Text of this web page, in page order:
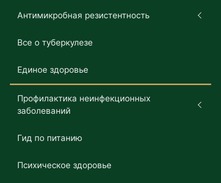
Антимикробная резистентность
Все о туберкулезе
Единое здоровье
Профилактика неинфекционных
заболеваний
Гид по питанию
Психическое здоровье